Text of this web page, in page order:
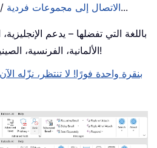
الاتصال إلى مجموعات فردية / ...
الألمانية، الفرنسية، الصينية، وأكثر من 40 لغة أخرى!